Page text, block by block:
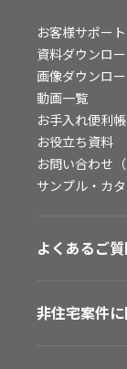
お客様サポート
資料ダウンロ
画像ダウンロ
動画一覧
お手入れ便利帳
お役立ち資料
お問い合わせ
サンプル・カ
よくあるご質
非住宅案件